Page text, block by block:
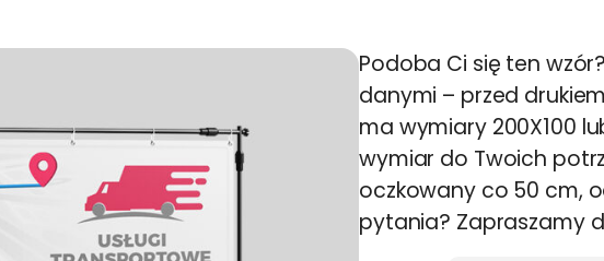
Podoba Ci się ten
danymi – przed
ma wymiary 200X100
wymiar do Twoich
oczkowany co 50 cm,
pytania? Zapraszamy